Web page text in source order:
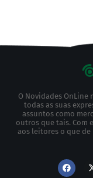
O Novidades OnLine
todas as suas
assuntos como
outros que tais. Com
aos leitores o que